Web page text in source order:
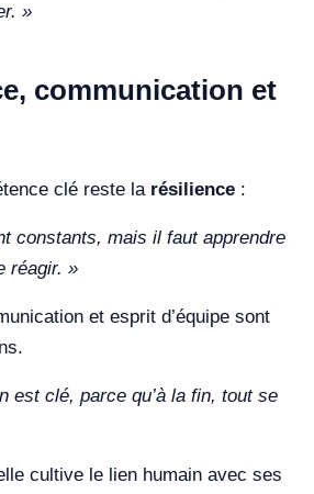
»
communication et
clé reste la résilience :
constants, mais il faut apprendre
réagir. »
et esprit d’équipe sont
est clé, parce qu’à la fin, tout se
cultive le lien humain avec ses